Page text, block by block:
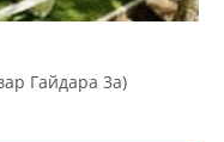
Гайдара 3а)